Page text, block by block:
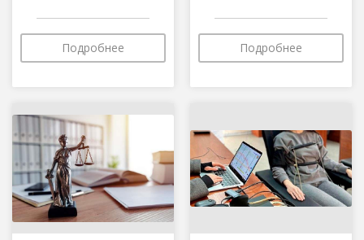
Подробнее Подробнее